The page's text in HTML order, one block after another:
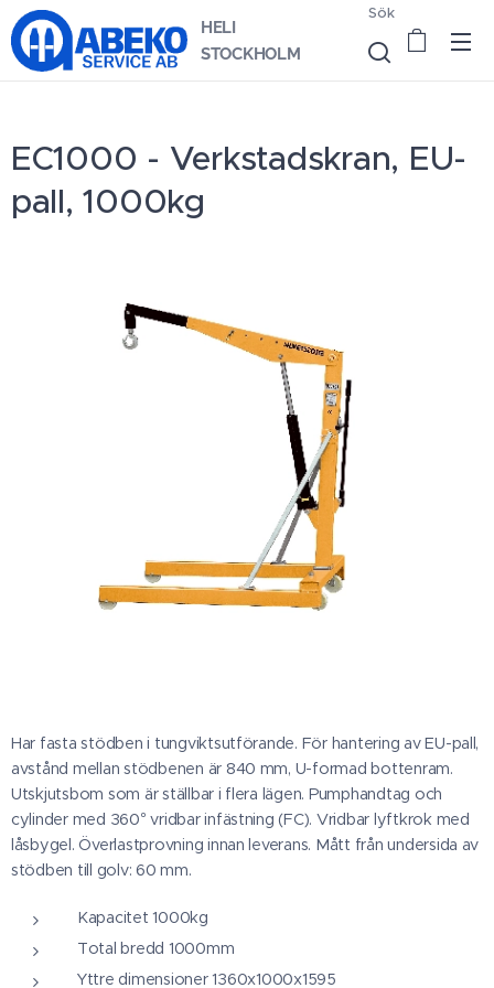
HELI
STOCKHOLM
Sök
EC1000 - Verkstadskran, EU-
pall, 1000kg
Har fasta stödben i tungviktsutförande. För hantering av EU-pall,
avstånd mellan stödbenen är 840 mm, U-formad bottenram.
Utskjutsbom som är ställbar i flera lägen. Pumphandtag och
cylinder med 360° vridbar infästning (FC). Vridbar lyftkrok med
låsbygel. Överlastprovning innan leverans. Mått från undersida av
stödben till golv: 60 mm.
Kapacitet 1000kg
Total bredd 1000mm
Yttre dimensioner 1360x1000x1595